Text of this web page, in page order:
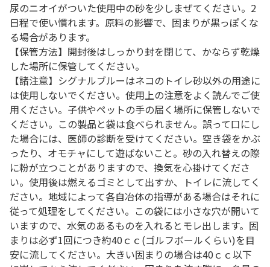
尿のニオイがついた使用中の砂を少しまぜてください。2
日程で使い慣れます。原料の影響で、固まりが黒っぽくな
る場合があります。
【保管方法】開封後はしっかり封を閉じて、かならず乾燥
した場所に保管してください。
【諸注意】シグナルブルーはネコのトイレ砂以外の用途に
は使用しないでください。使用上の注意をよく読んでご使
用ください。子供やペットの手の届く場所に保管しないで
ください。この製品と袋は食べられません。誤って口にし
た場合には、医師の診断を受けてください。空き袋をかぶ
ったり、オモチャにして遊ばないこと。砂の入れ替えの際
に粉が立つことがありますので、換気を心掛けてくださ
い。使用後は燃えるゴミとして出すか、トイレに流してく
ださい。地域によって各自冶体の指導がある場合はそれに
従って処理をしてください。この袋には小さな穴が開いて
いますので、水気のあるものを入れるとモレ出します。固
まりは必ず1回につき約40ｃｃ(ゴルフボールくらい)を目
安に流してください。大きい固まりの場合は40ｃｃ以下